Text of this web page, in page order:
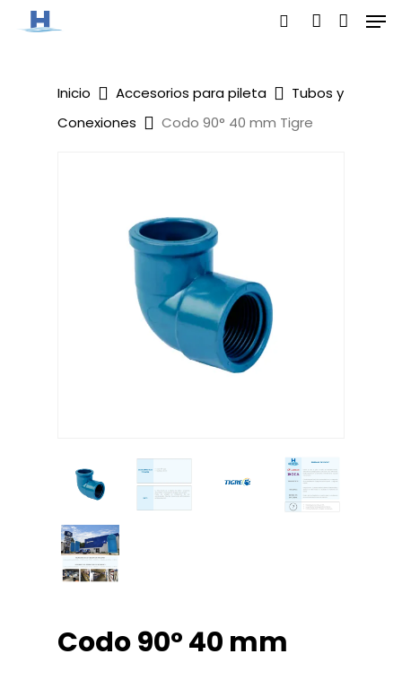
Inicio Accesorios para pileta
Tubos y
Conexiones
Codo 90° 40 mm Tigre
Codo 90° 40 mm